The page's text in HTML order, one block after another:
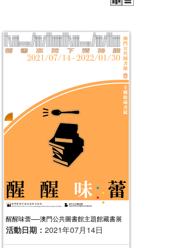
醒醒味蕾──澳門公共圖書館主題館藏書展
活動日期： 2021年07月14日